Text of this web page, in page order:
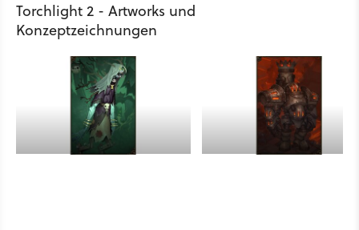
Torchlight 2 - Artworks und
Konzeptzeichnungen